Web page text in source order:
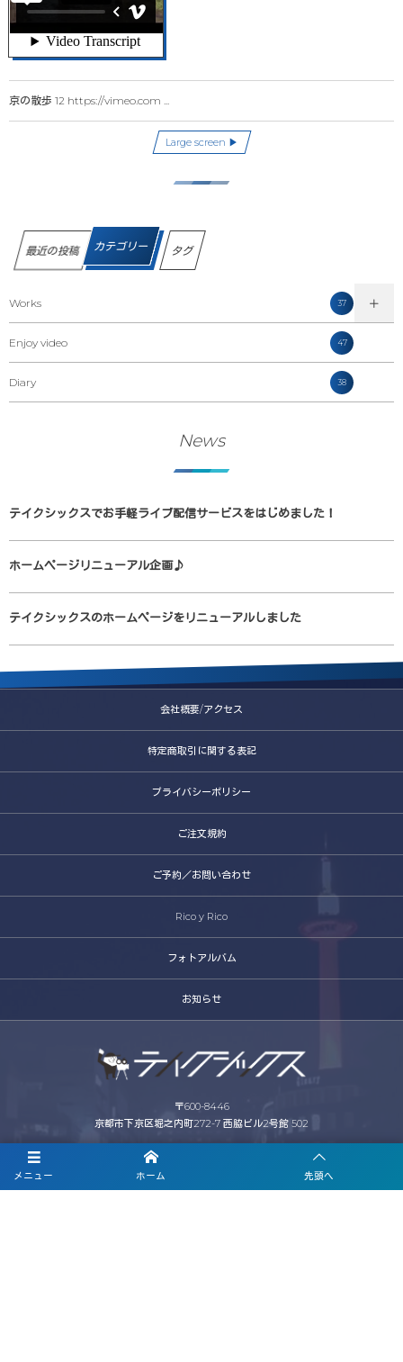
京の散歩 12 https://vimeo.com ...
Large screen ▶
最近の投稿 カテゴリー タグ
Works 37
Enjoy video 47
Diary 38
News
テイクシックスでお手軽ライブ配信サービスをはじめました！
ホームページリニューアル企画♪
テイクシックスのホームページをリニューアルしました
メニュー ホーム 先頭へ
会社概要/アクセス
特定商取引に関する表記
プライバシーポリシー
ご注文規約
ご予約／お問い合わせ
Rico y Rico
フォトアルバム
お知らせ
〒600-8446
京都市下京区堀之内町272-7 西脇ビル2号館 502
お電話でのお問合わせはこちら
075-344-6516